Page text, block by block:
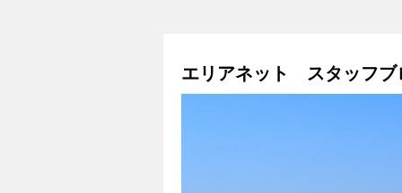
エリアネット スタッフブ